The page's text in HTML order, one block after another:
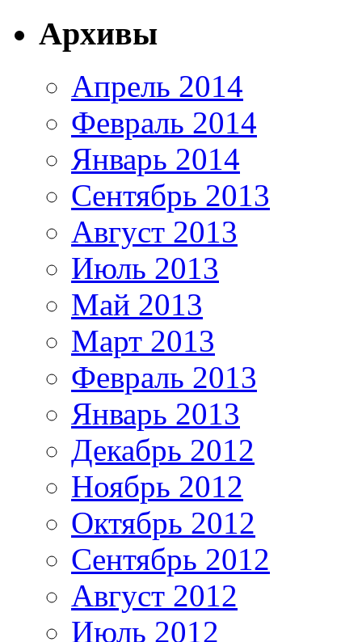
Архивы
Апрель 2014
Февраль 2014
Январь 2014
Сентябрь 2013
Август 2013
Июль 2013
Май 2013
Март 2013
Февраль 2013
Январь 2013
Декабрь 2012
Ноябрь 2012
Октябрь 2012
Сентябрь 2012
Август 2012
Июль 2012